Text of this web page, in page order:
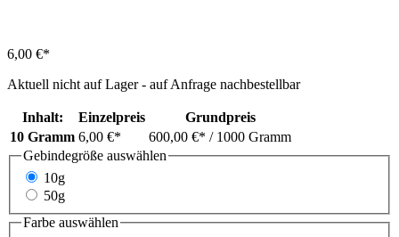
6,00 €*
Aktuell nicht auf Lager - auf Anfrage nachbestellbar
Inhalt: Einzelpreis
Grundpreis
10 Gramm 6,00 €* 600,00 €* / 1000 Gramm
Gebindegröße auswählen
10g
50g
Farbe auswählen